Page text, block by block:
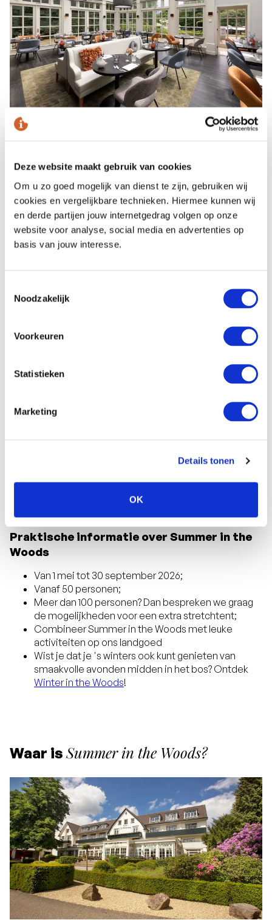
Deze website maakt gebruik van cookies
Om u zo goed mogelijk van dienst te zijn, gebruiken wij
cookies en vergelijkbare technieken. Hiermee kunnen wij
en derde partijen jouw internetgedrag volgen op onze
website voor analyse, social media en advertenties op
basis van jouw interesse.
Noodzakelijk
Voorkeuren
Statistieken
Marketing
Details tonen
OK
Goed om teweten
Praktische informatie over Summer in the
Woods
Van 1 mei tot 30 september 2026;
Vanaf 50 personen;
Meer dan 100 personen? Dan bespreken we graag
de mogelijkheden voor een extra stretchtent;
Combineer Summer in the Woods met leuke
activiteiten op ons landgoed
Wist je dat je 's winters ook kunt genieten van
smaakvolle avonden midden in het bos? Ontdek
Winter in the Woods!
Waar isSummer in the Woods?